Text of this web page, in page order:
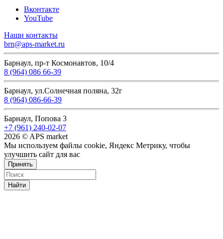
Вконтакте
YouTube
Наши контакты
brn@aps-market.ru
Барнаул, пр-т Космонавтов, 10/4
8 (964) 086 66-39
Барнаул, ул.Солнечная поляна, 32г
8 (964) 086-66-39
Барнаул, Попова 3
+7 (961) 240-02-07
2026 © APS market
Мы используем файлы cookie, Яндекс Метрику, чтобы
улучшить сайт для вас
Принять
Найти